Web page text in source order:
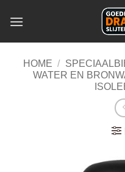
HOME /
WATER EN